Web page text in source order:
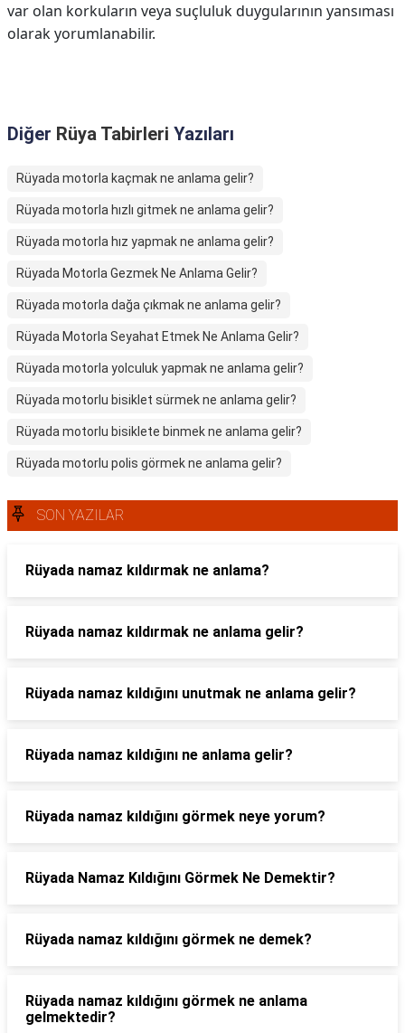
var olan korkuların veya suçluluk duygularının yansıması
olarak yorumlanabilir.
Diğer Rüya Tabirleri Yazıları
Rüyada motorla kaçmak ne anlama gelir?
Rüyada motorla hızlı gitmek ne anlama gelir?
Rüyada motorla hız yapmak ne anlama gelir?
Rüyada Motorla Gezmek Ne Anlama Gelir?
Rüyada motorla dağa çıkmak ne anlama gelir?
Rüyada Motorla Seyahat Etmek Ne Anlama Gelir?
Rüyada motorla yolculuk yapmak ne anlama gelir?
Rüyada motorlu bisiklet sürmek ne anlama gelir?
Rüyada motorlu bisiklete binmek ne anlama gelir?
Rüyada motorlu polis görmek ne anlama gelir?
SON YAZILAR
Rüyada namaz kıldırmak ne anlama?
Rüyada namaz kıldırmak ne anlama gelir?
Rüyada namaz kıldığını unutmak ne anlama gelir?
Rüyada namaz kıldığını ne anlama gelir?
Rüyada namaz kıldığını görmek neye yorum?
Rüyada Namaz Kıldığını Görmek Ne Demektir?
Rüyada namaz kıldığını görmek ne demek?
Rüyada namaz kıldığını görmek ne anlama
gelmektedir?